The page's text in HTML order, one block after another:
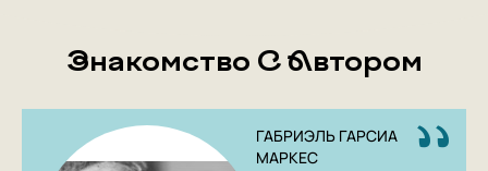
Знакомство С Автором
ГАБРИЭЛЬ ГАРСИА
МАРКЕС